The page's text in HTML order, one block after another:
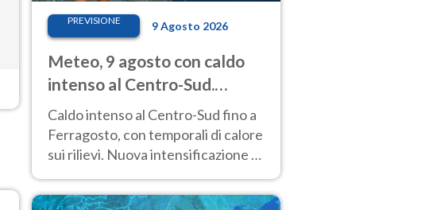
PREVISIONE 9 Agosto 2026
Meteo, 9 agosto con caldo
intenso al Centro-Sud.
Temporali sui rilievi
Caldo intenso al Centro-Sud fino a
Ferragosto, con temporali di calore
sui rilievi. Nuova intensificazione la
verso i 40 °C.